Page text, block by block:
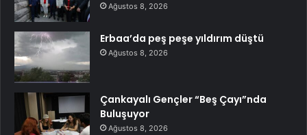
Ağustos 8, 2026
Erbaa’da peş peşe yıldırım düştü
Ağustos 8, 2026
Çankayalı Gençler “Beş Çayı”nda
Buluşuyor
Ağustos 8, 2026